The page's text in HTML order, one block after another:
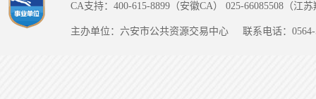
CA支持：400-615-8899（安徽CA） 025-66085508（江
主办单位：六安市公共资源交易中心 联系电话：0564-